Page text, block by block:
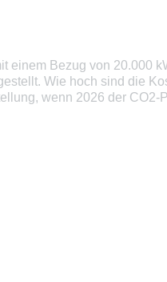
einem Bezug von 20.000
Wie hoch sind die
wenn 2026 der CO2-